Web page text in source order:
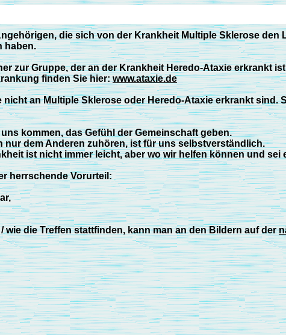
die sich von der Krankheit Multiple Sklerose
haben.
zur Gruppe, der an der Krankheit Heredo-Ataxie erkrankt
finden Sie hier: www.ataxie.de
nicht an Multiple Sklerose oder Heredo-Ataxie erkrankt
kommen, das Gefühl der Gemeinschaft geben.
dem Anderen zuhören, ist für uns selbstverständlich.
ist nicht immer leicht, aber wo wir helfen können und sei
herrschende Vorurteil:
wie die Treffen stattfinden, kann man an den Bildern auf der